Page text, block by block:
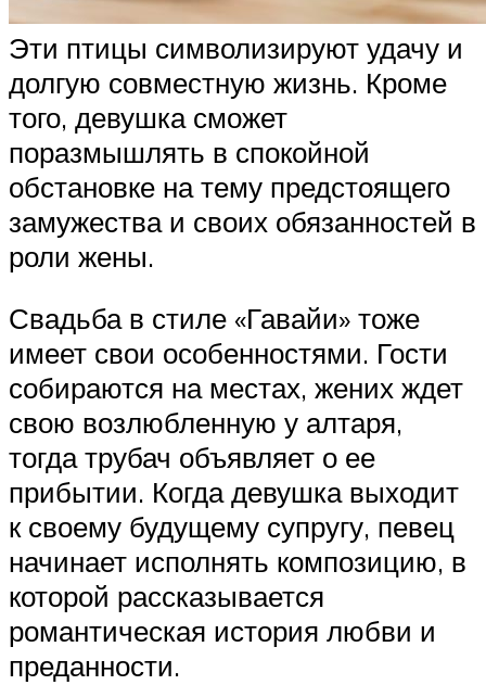
Эти птицы символизируют удачу и
долгую совместную жизнь. Кроме
того, девушка сможет
поразмышлять в спокойной
обстановке на тему предстоящего
замужества и своих обязанностей в
роли жены.
Свадьба в стиле «Гавайи» тоже
имеет свои особенностями. Гости
собираются на местах, жених ждет
свою возлюбленную у алтаря,
тогда трубач объявляет о ее
прибытии. Когда девушка выходит
к своему будущему супругу, певец
начинает исполнять композицию, в
которой рассказывается
романтическая история любви и
преданности.